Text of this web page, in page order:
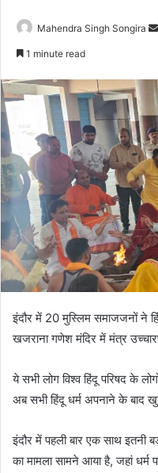
Mahendra Singh Songira
1 minute read
इंदौर में 20 मुस्लिम समाजजनों ने
खजराना गणेश मंदिर में मंत्र
ये सभी लोग विश्व हिंदू परिषद के
अब सभी हिंदू धर्म अपनाने के
इंदौर में पहली बार एक साथ इतनी
का मामला सामने आया है, जहां